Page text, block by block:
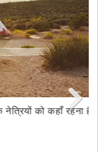
कहाँ रहना है?